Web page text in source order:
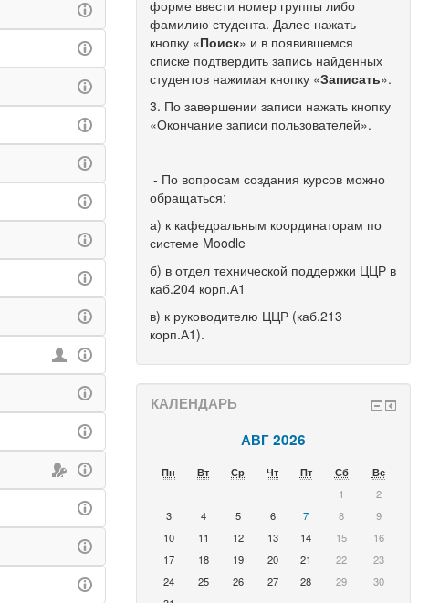
форме ввести номер группы либо
фамилию студента. Далее нажать
кнопку «Поиск» и в появившемся
списке подтвердить запись найденных
студентов нажимая кнопку «Записать».
3. По завершении записи нажать кнопку
«Окончание записи пользователей».
- По вопросам создания курсов можно
обращаться:
а) к кафедральным координаторам по
системе Moodle
б) в отдел технической поддержки ЦЦР в
каб.204 корп.А1
в) к руководителю ЦЦР (каб.213
корп.А1).
КАЛЕНДАРЬ
АВГ 2026
Пн Вт Ср Чт Пт Сб
Вс
1
2
3
4 5 6 7 8
9
10
11 12 13 14 15
16
17
18 19 20 21 22
23
24
25 26 27 28 29
30